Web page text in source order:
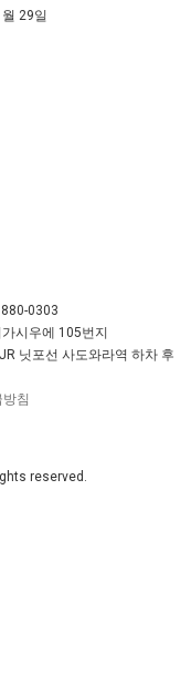
29일
0303
시우에 105번지
닛포선 사도와라역 하차 후
침
reserved.